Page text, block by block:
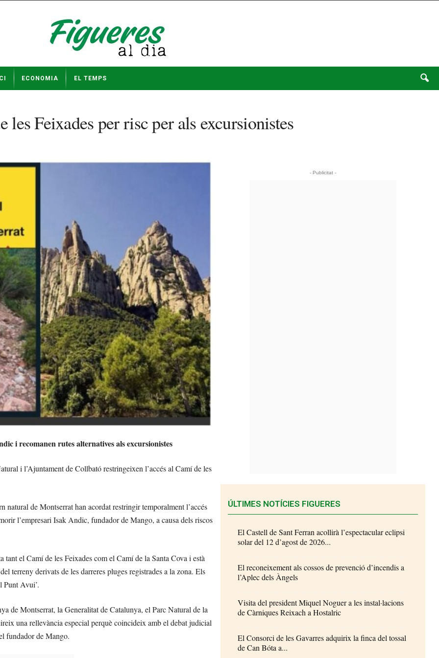
ECONOMIA EL TEMPS
les Feixades per risc per als excursionistes
i recomanen rutes alternatives als excursionistes
i l’Ajuntament de Collbató restringeixen l’accés al Camí de les
natural de Montserrat han acordat restringir temporalment l’accés
l’empresari Isak Andic, fundador de Mango, a causa dels riscos
tant el Camí de les Feixades com el Camí de la Santa Cova i està
terreny derivats de les darreres pluges registrades a la zona. Els
Punt Avui’.
de Montserrat, la Generalitat de Catalunya, el Parc Natural de la
una rellevància especial perquè coincideix amb el debat judicial
fundador de Mango.
- Publicitat -
ÚLTIMES NOTÍCIES FIGUERES
El Castell de Sant Ferran acollirà l’espectacular eclipsi
solar del 12 d’agost de 2026...
El reconeixement als cossos de prevenció d’incendis a
l’Aplec dels Àngels
Visita del president Miquel Noguer a les instal·lacions
de Càrniques Reixach a Hostalric
El Consorci de les Gavarres adquirix la finca del tossal
de Can Bóta a...